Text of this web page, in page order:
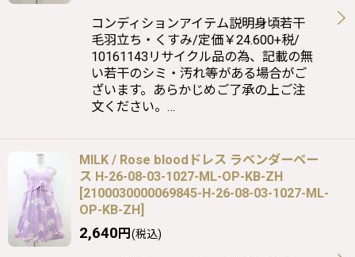
コンディションアイテム説明身頃若干
毛羽立ち・くすみ/定価￥24.600+税/
10161143リサイクル品の為、記載の無
い若干のシミ・汚れ等がある場合がご
ざいます。あらかじめご了承の上ご注
文ください。…
MILK / Rose bloodドレス ラベンダーベー
ス H-26-08-03-1027-ML-OP-KB-ZH
[2100030000069845-H-26-08-03-1027-ML-
OP-KB-ZH]
2,640円(税込)